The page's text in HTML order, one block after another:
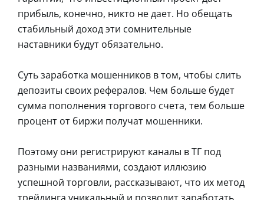
прибыль, конечно, никто не дает. Но обещать
стабильный доход эти сомнительные
наставники будут обязательно.
Суть заработка мошенников в том, чтобы слить
депозиты своих рефералов. Чем больше будет
сумма пополнения торгового счета, тем больше
процент от биржи получат мошенники.
Поэтому они регистрируют каналы в ТГ под
разными названиями, создают иллюзию
успешной торговли, рассказывают, что их метод